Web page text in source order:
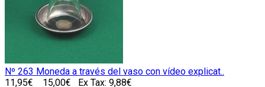
Nº 263 Moneda a través del vaso con vídeo explicat..
11,95€
15,00€ Ex Tax: 9,88€